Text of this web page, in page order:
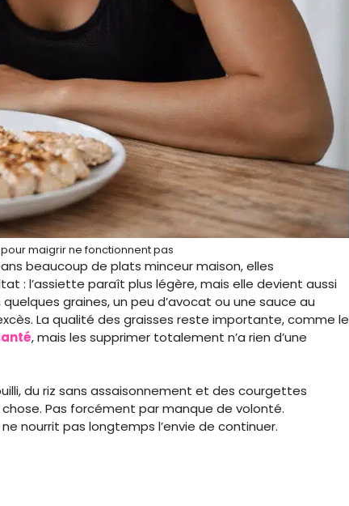
maigrir ne fonctionnent pas
beaucoup de plats minceur maison, elles
: l’assiette paraît plus légère, mais elle devient aussi
graines, un peu d’avocat ou une sauce au
La qualité des graisses reste importante, comme le
, mais les supprimer totalement n’a rien d’une
du riz sans assaisonnement et des courgettes
Pas forcément par manque de volonté.
nourrit pas longtemps l’envie de continuer.